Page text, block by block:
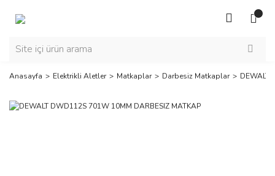
Anasayfa Elektrikli Aletler Matkaplar Darbesiz Matkaplar DEWALT